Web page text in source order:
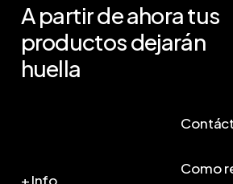
Apartirdeahoratus
productosdejarán
huella
+ Info
Como